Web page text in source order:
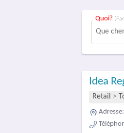
Quoi?
Idea
Retail >
Adresse: